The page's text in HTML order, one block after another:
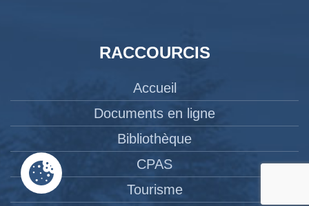
RACCOURCIS
Accueil
Documents en ligne
Bibliothèque
CPAS
Tourisme